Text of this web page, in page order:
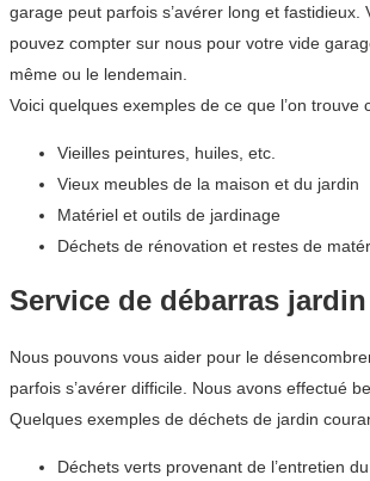
garage peut parfois s’avérer long et
pouvez compter sur nous pour votre vide
même ou le lendemain.
Voici quelques exemples de ce que l’on
Vieilles peintures, huiles, etc.
Vieux meubles de la maison et du jardin
Matériel et outils de jardinage
Déchets de rénovation et restes de
Service de débarras
Nous pouvons vous aider pour le
parfois s’avérer difficile. Nous avons effectué
Quelques exemples de déchets de jardin
Déchets verts provenant de l’entretien